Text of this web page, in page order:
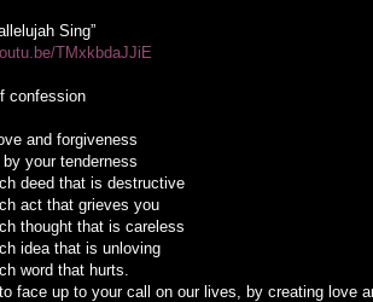
Sing”
TMxkbdaJJiE
confession
and forgiveness
your tenderness
deed that is destructive
act that grieves you
thought that is careless
idea that is unloving
word that hurts.
face up to your call on our lives, by creating love